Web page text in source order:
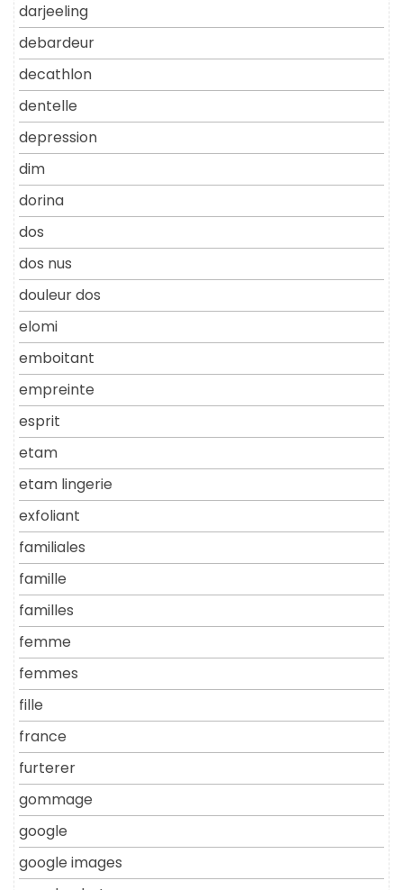
darjeeling
debardeur
decathlon
dentelle
depression
dim
dorina
dos
dos nus
douleur dos
elomi
emboitant
empreinte
esprit
etam
etam lingerie
exfoliant
familiales
famille
familles
femme
femmes
fille
france
furterer
gommage
google
google images